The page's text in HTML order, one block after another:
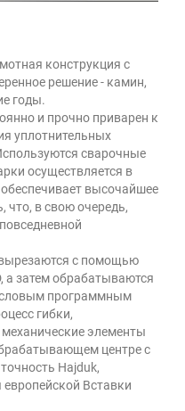
конструкция с
решение - камин,
годы.
и прочно приварен к
уплотнительных
сварочные
осуществляется в
обеспечивает высочайшее
что, в свою очередь,
с помощью
а затем обрабатываются
программным
гибки,
элементы
центре с
Hajduk,
европейской Вставки